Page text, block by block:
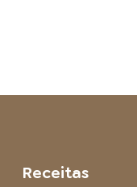
Receitas